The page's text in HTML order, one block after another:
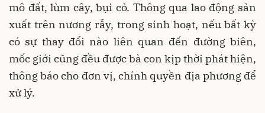
mô đất, lùm cây, bụi cỏ. Thông qua lao động sản
xuất trên nương rẫy, trong sinh hoạt, nếu bất kỳ
có sự thay đổi nào liên quan đến đường biên,
mốc giới cũng đều được bà con kịp thời phát hiện,
thông báo cho đơn vị, chính quyền địa phương để
xử lý.